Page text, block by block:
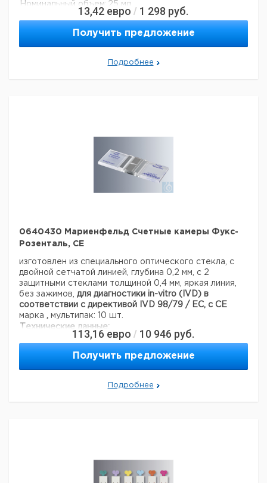
Номинальный объем: 25 мл
NS 10/19
Материал:
Боросиликатное стекло 3.3
Кристально чистый
4250317305732
13,42 евро / 1 298 руб.
Получить предложение
Подробнее
0640430 Мариенфельд Счетные камеры Фукс-
Розенталь, CE
изготовлен из специального оптического стекла, с
двойной сетчатой линией, глубина 0,2 мм, с 2
защитными стеклами толщиной 0,4 мм, яркая линия,
без зажимов, для диагностики in-vitro (IVD) в
соответствии с директивой IVD 98/79 / EC, с CE
марка , мультипак: 10 шт.
Технические данные:
4250317301420
Данные для перевозки (реальные данные могут
113,16 евро / 10 946 руб.
Получить предложение
Подробнее